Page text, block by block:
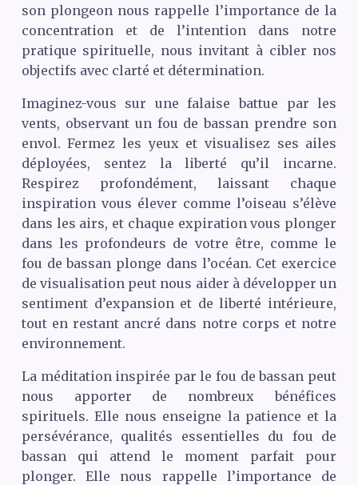
son plongeon nous rappelle l’importance de la
concentration et de l’intention dans notre
pratique spirituelle, nous invitant à cibler nos
objectifs avec clarté et détermination.
Imaginez-vous sur une falaise battue par les
vents, observant un fou de bassan prendre son
envol. Fermez les yeux et visualisez ses ailes
déployées, sentez la liberté qu’il incarne.
Respirez profondément, laissant chaque
inspiration vous élever comme l’oiseau s’élève
dans les airs, et chaque expiration vous plonger
dans les profondeurs de votre être, comme le
fou de bassan plonge dans l’océan. Cet exercice
de visualisation peut nous aider à développer un
sentiment d’expansion et de liberté intérieure,
tout en restant ancré dans notre corps et notre
environnement.
La méditation inspirée par le fou de bassan peut
nous apporter de nombreux bénéfices
spirituels. Elle nous enseigne la patience et la
persévérance, qualités essentielles du fou de
bassan qui attend le moment parfait pour
plonger. Elle nous rappelle l’importance de